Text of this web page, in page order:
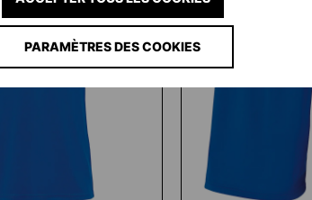
PARAMÈTRES DES COOKIES